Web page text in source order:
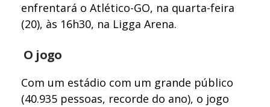
enfrentará o Atlético-GO, na quarta-feira
(20), às 16h30, na Ligga Arena.
O jogo
Com um estádio com um grande público
(40.935 pessoas, recorde do ano), o jogo